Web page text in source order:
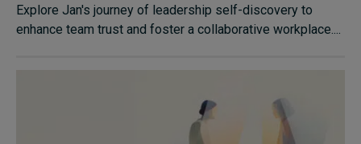
Explore Jan's journey of leadership self-discovery to
enhance team trust and foster a collaborative workplace....